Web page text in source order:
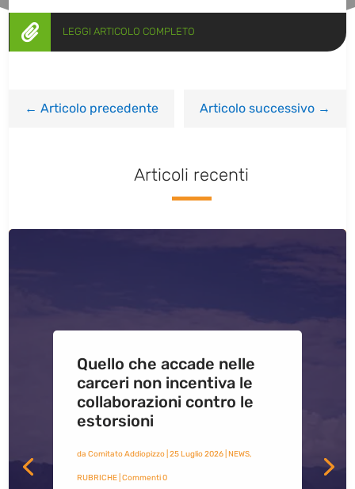
 LEGGI ARTICOLO COMPLETO
←Articolo precedente Articolo successivo→
Articoli recenti
Quello che accade nelle
carceri non incentiva le
collaborazioni contro le
estorsioni
da Comitato Addiopizzo| 25 Luglio 2026| NEWS,
RUBRICHE| Commenti 0